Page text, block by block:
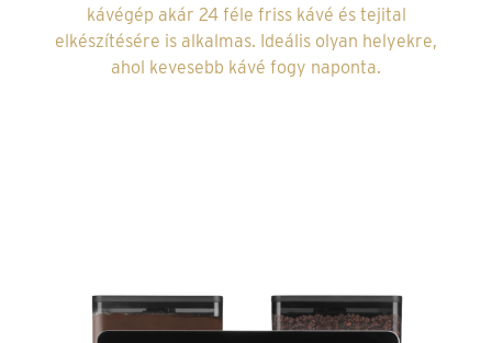
kávégép akár 24 féle friss kávé és tejital
elkészítésére is alkalmas. Ideális olyan helyekre,
ahol kevesebb kávé fogy naponta.